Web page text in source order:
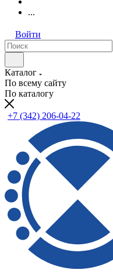
...
Войти
Каталог
По всему сайту
По каталогу
+7 (342) 206-04-22